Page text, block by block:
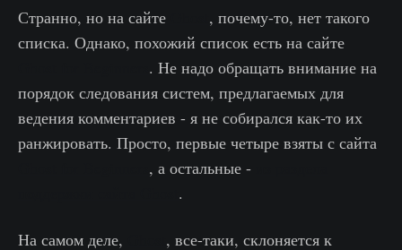
Странно, но на сайте
, почему-то, нет такого
списка. Однако, похожий список есть на сайте
. Не надо обращать внимание на
порядок следования систем, предлагаемых для
ведения комментариев - я не собирался как-то их
ранжировать. Просто, первые четыре взяты с сайта
, а остальные -
.
На самом деле, , все-таки, склоняется к